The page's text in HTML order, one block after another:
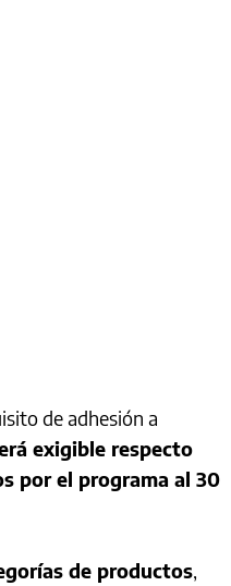
de adhesión a
exigible respecto
por el programa al 30
de productos,